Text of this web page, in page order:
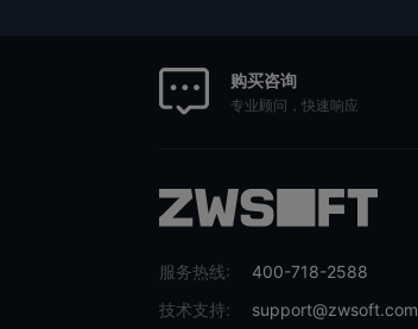
购买咨询
专业顾问，快速响应
服务热线:
400-718-2588
技术支持:
support@zwsoft.com